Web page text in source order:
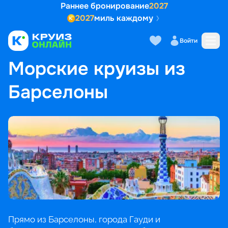
Раннее бронирование2027
2027миль каждому
Войти
ГЛАВНАЯ • ПОПУЛЯРНЫЕ НАПРАВЛЕНИЯ
МОРСКИЕ КРУИЗЫ ИЗ БАРСЕЛОНЫ
Морские круизы из
Барселоны
Прямо из Барселоны, города Гауди и